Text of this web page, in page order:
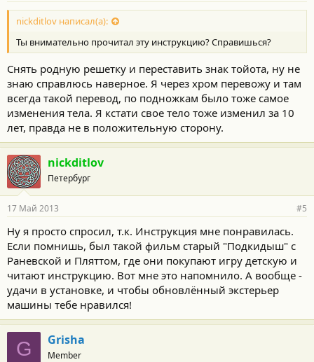
nickditlov написал(а):
Ты внимательно прочитал эту инструкцию? Справишься?
Снять родную решетку и переставить знак тойота, ну не
знаю справлюсь наверное. Я через хром перевожу и там
всегда такой перевод, по подножкам было тоже самое
изменения тела. Я кстати свое тело тоже изменил за 10
лет, правда не в положительную сторону.
nickditlov
Петербург
17 Май 2013 #5
Ну я просто спросил, т.к. Инструкция мне понравилась.
Если помнишь, был такой фильм старый "Подкидыш" с
Раневской и Пляттом, где они покупают игру детскую и
читают инструкцию. Вот мне это напомнило. А вообще -
удачи в установке, и чтобы обновлённый экстерьер
машины тебе нравился!
G Grisha
Member